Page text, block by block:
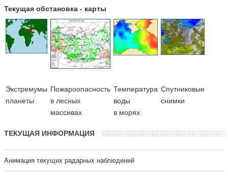
Текущая обстановка - карты
Экстремумы
планеты
Пожароопасность
в лесных
массивах
Температура
воды
в морях
Cпутниковые
снимки
ТЕКУЩАЯ ИНФОРМАЦИЯ
Анимация текущих радарных наблюдений